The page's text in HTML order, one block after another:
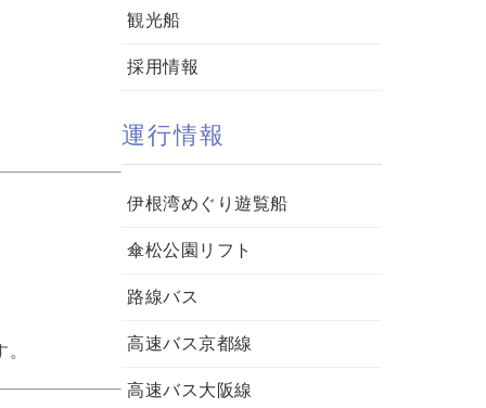
観光船
採用情報
運行情報
伊根湾めぐり遊覧船
傘松公園リフト
路線バス
高速バス京都線
高速バス大阪線